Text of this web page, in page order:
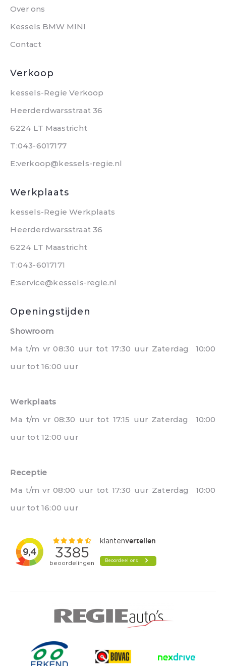
Over ons
Kessels BMW MINI
Contact
Verkoop
kessels-Regie Verkoop
Heerderdwarsstraat 36
6224 LT Maastricht
T:043-6017177
E:verkoop@kessels-regie.nl
Werkplaats
kessels-Regie Werkplaats
Heerderdwarsstraat 36
6224 LT Maastricht
T:043-6017171
E:service@kessels-regie.nl
Openingstijden
Showroom
Ma t/m vr 08:30 uur tot 17:30 uur Zaterdag 10:00
uur tot 16:00 uur
Werkplaats
Ma t/m vr 08:30 uur tot 17:15 uur Zaterdag 10:00
uur tot 12:00 uur
Receptie
Ma t/m vr 08:00 uur tot 17:30 uur Zaterdag 10:00
uur tot 16:00 uur